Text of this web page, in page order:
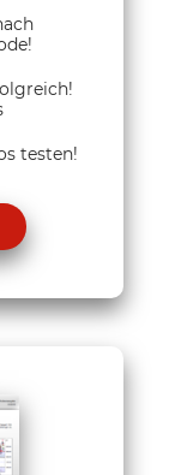
testen!